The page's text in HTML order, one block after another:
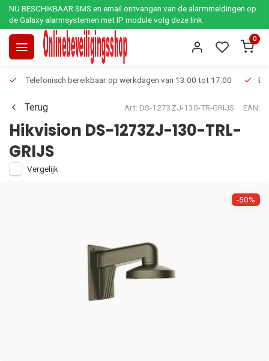
NU BESCHIKBAAR SMS en email ontvangen van de alarmmeldingen op
de Galaxy alarmsystemen met IP module volg deze link
0
Telefonisch bereikbaar op werkdagen van 13:00 tot 17:00
Terug Art: DS-1273ZJ-130-TR-GRIJS EAN:
Hikvision DS-1273ZJ-130-TRL-
GRIJS
Vergelijk
-50%